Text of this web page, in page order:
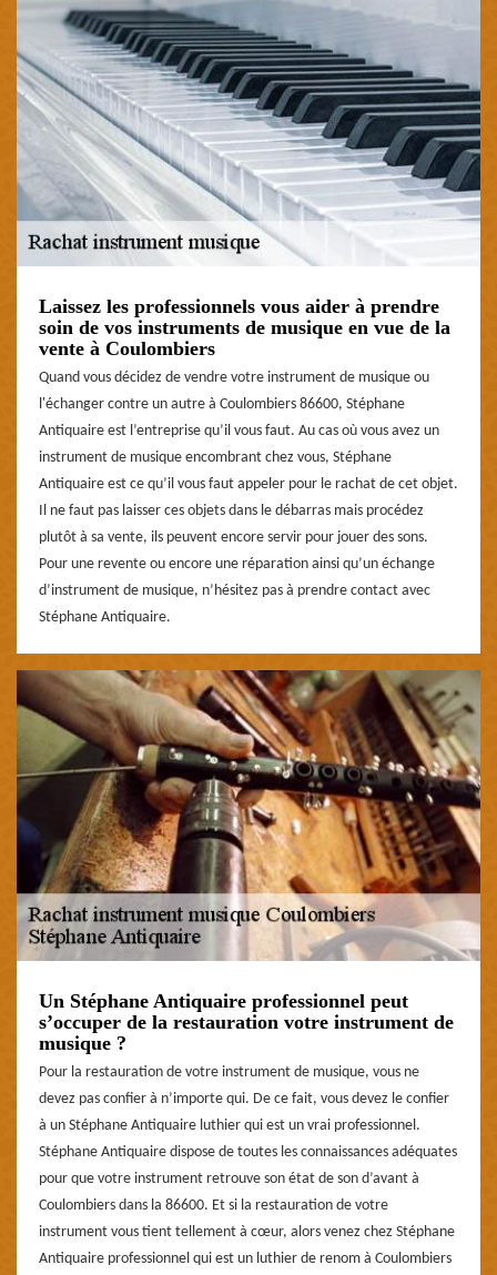
Laissez les professionnels vous aider à prendre
soin de vos instruments de musique en vue de la
vente à Coulombiers
Quand vous décidez de vendre votre instrument de musique ou
l'échanger contre un autre à Coulombiers 86600, Stéphane
Antiquaire est l’entreprise qu’il vous faut. Au cas où vous avez un
instrument de musique encombrant chez vous, Stéphane
Antiquaire est ce qu’il vous faut appeler pour le rachat de cet objet.
Il ne faut pas laisser ces objets dans le débarras mais procédez
plutôt à sa vente, ils peuvent encore servir pour jouer des sons.
Pour une revente ou encore une réparation ainsi qu’un échange
d’instrument de musique, n’hésitez pas à prendre contact avec
Stéphane Antiquaire.
Un Stéphane Antiquaire professionnel peut
s’occuper de la restauration votre instrument de
musique ?
Pour la restauration de votre instrument de musique, vous ne
devez pas confier à n’importe qui. De ce fait, vous devez le confier
à un Stéphane Antiquaire luthier qui est un vrai professionnel.
Stéphane Antiquaire dispose de toutes les connaissances adéquates
pour que votre instrument retrouve son état de son d’avant à
Coulombiers dans la 86600. Et si la restauration de votre
instrument vous tient tellement à cœur, alors venez chez Stéphane
Antiquaire professionnel qui est un luthier de renom à Coulombiers